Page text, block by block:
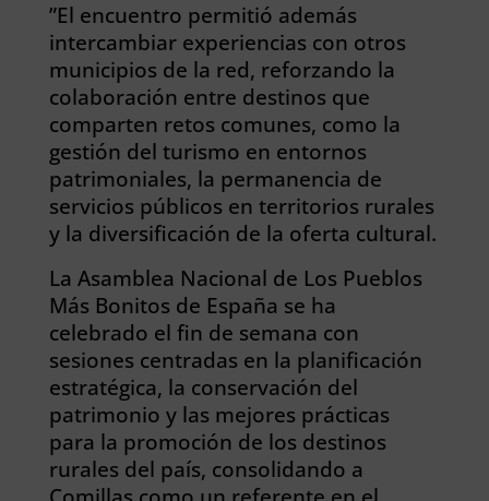
”El encuentro permitió además
intercambiar experiencias con otros
municipios de la red, reforzando la
colaboración entre destinos que
comparten retos comunes, como la
gestión del turismo en entornos
patrimoniales, la permanencia de
servicios públicos en territorios rurales
y la diversificación de la oferta cultural.
La Asamblea Nacional de Los Pueblos
Más Bonitos de España se ha
celebrado el fin de semana con
sesiones centradas en la planificación
estratégica, la conservación del
patrimonio y las mejores prácticas
para la promoción de los destinos
rurales del país, consolidando a